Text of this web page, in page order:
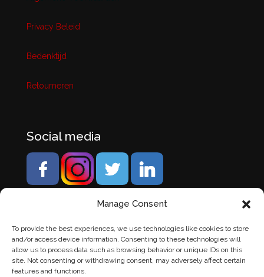
Manage Consent
To provide the best experiences, we use technologies like cookies to store
and/or access device information. Consenting to these technologies will
allow us to process data such as browsing behavior or unique IDs on this
site. Not consenting or withdrawing consent, may adversely affect certain
features and functions.
Privacy Beleid
Bedenktijd
Retourneren
Social media